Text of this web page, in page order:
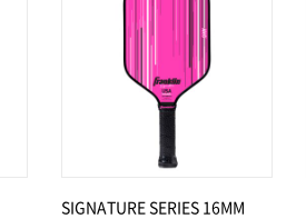
SIGNATURE SERIES 16MM